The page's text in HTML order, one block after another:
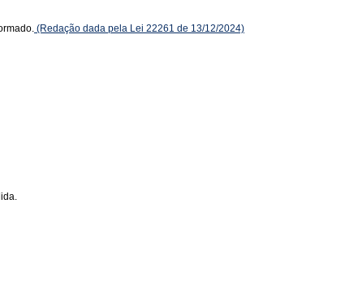
(Redação dada pela Lei 22261 de 13/12/2024)